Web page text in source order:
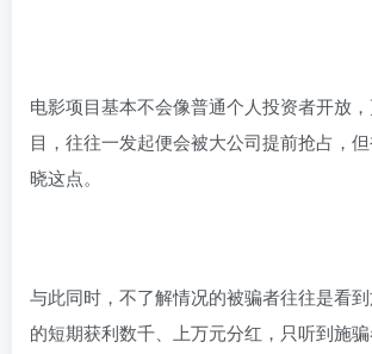
电影项目基本不会像普通个人投资者开放
目，往往一发起便会被大公司提前抢占，
晓这点。
与此同时，不了解情况的被骗者往往是看
的短期获利数千、上万元分红，只听到施